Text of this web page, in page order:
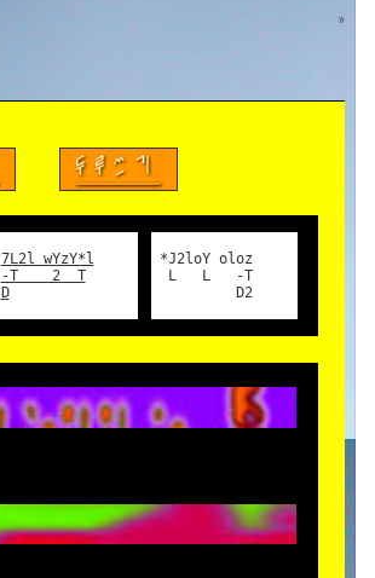
»
두루쓰기
7L2l wYzY*l
-T 2 T
D
*J2loY oloz
L L -T
D2